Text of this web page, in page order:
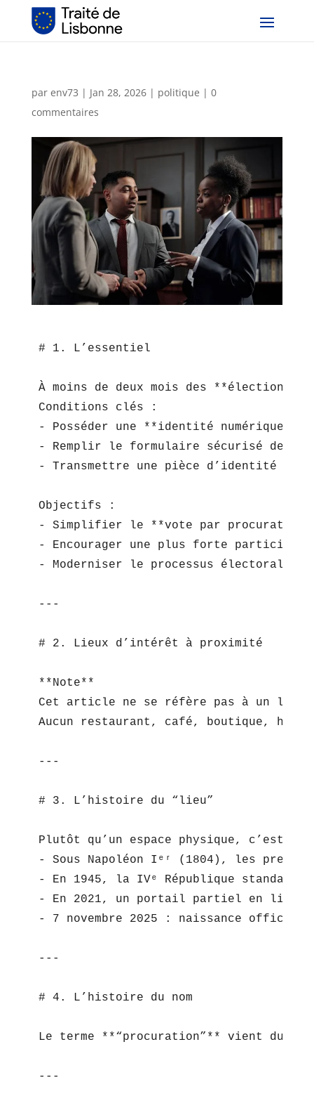
par env73 | Jan 28, 2026| politique | 0
commentaires
# 1. L’essentiel
À moins de deux mois des **élections
Conditions clés :
- Posséder une **identité numérique
- Remplir le formulaire sécurisé
- Transmettre une pièce d’identité en
Objectifs :
- Simplifier le **vote par
- Encourager une plus forte
- Moderniser le processus électoral
---
# 2. Lieux d’intérêt à proximité
**Note**
Cet article ne se réfère pas à un
Aucun restaurant, café, boutique,
---
# 3. L’histoire du “lieu”
Plutôt qu’un espace physique, c’est
- Sous Napoléon Iᵉʳ (1804), les
- En 1945, la IVᵉ République
- En 2021, un portail partiel en
- 7 novembre 2025 : naissance
---
# 4. L’histoire du nom
Le terme **“procuration”** vient du
---